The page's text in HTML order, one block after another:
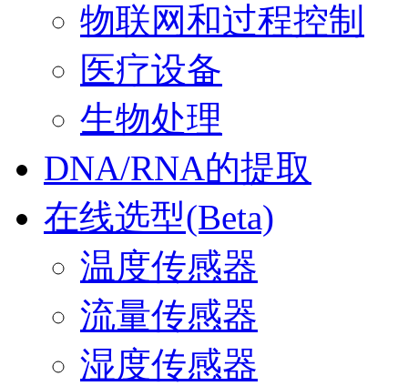
物联网和过程控制
医疗设备
生物处理
DNA/RNA的提取
在线选型(Beta)
温度传感器
流量传感器
湿度传感器